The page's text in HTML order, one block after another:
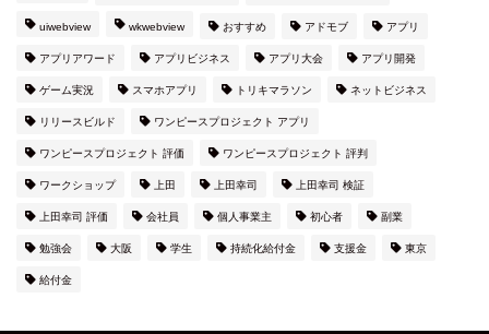
uiwebview wkwebview おすすめ アドモブ アプリ
アプリアワード アプリビジネス アプリ大会 アプリ開発
ゲーム実況 スマホアプリ トリキマラソン ネットビジネス
リリースビルド ワンピースプロジェクト アプリ
ワンピースプロジェクト 評価 ワンピースプロジェクト 評判
ワークショップ 上田 上田幸司 上田幸司 検証
上田幸司 評価 会社員 個人事業主 初心者 副業
勉強会 大阪 学生 持続化給付金 支援金 東京
給付金